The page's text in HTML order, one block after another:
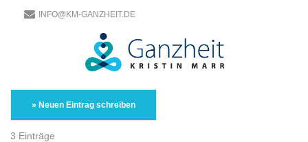
INFO@KM-GANZHEIT.DE
3 Einträge